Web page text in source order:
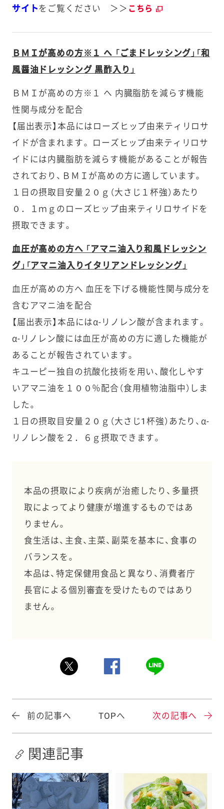
サイト をご覧ください ＞＞ こちら
ＢＭＩが高めの方※１ へ 「ごまドレッシング」「和
風醤油ドレッシング 黒酢入り」
ＢＭＩが高めの方※１ へ 内臓脂肪を減らす機能
性関与成分を配合
【届出表示】本品にはローズヒップ由来ティリロサ
イドが含まれます。 ローズヒップ由来ティリロサ
イドには内臓脂肪を減らす機能があることが報告
されており、ＢＭＩが高めの方に適しています。
１日の摂取目安量２０ｇ（大さじ１杯強）あたり
０．１ｍｇのローズヒップ由来ティリロサイドを
摂取できます。
血圧が高めの方へ 「アマニ油入り和風ドレッシン
グ」「アマニ油入りイタリアンドレッシング」
血圧が高めの方へ 血圧を下げる機能性関与成分を
含むアマニ油を配合
【届出表示】本品にはα-リノレン酸が含まれます。
α-リノレン酸には血圧が高めの方に適した機能が
あることが報告されています。
キユーピー独自の抗酸化技術を用い、酸化しやす
いアマニ油を１００％配合（食用植物油脂中）しま
した。
１日の摂取目安量２０ｇ（大さじ1杯強）あたり、α-
リノレン酸を２．６ｇ摂取できます。
本品の摂取により疾病が治癒したり、多量摂
取によってより健康が増進するものではあ
りません。
食生活は、主食、主菜、副菜を基本に、食事の
バランスを。
本品は、特定保健用食品と異なり、消費者庁
長官による個別審査を受けたものではあり
ません。
前の記事へ TOPへ 次の記事へ
関連記事